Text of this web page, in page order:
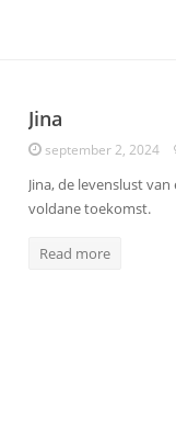
Jina
september 2, 2024
Jina, de levenslust
voldane toekomst.
Read more